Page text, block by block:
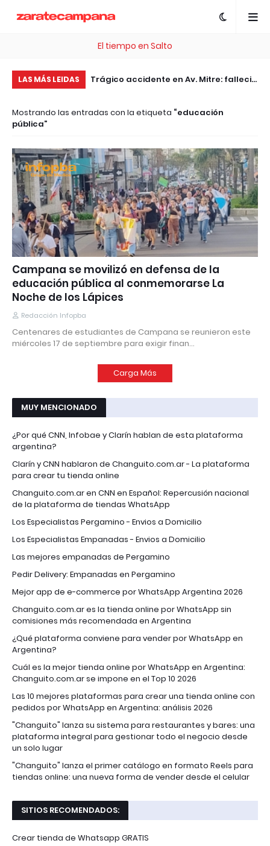
El tiempo en Salto
LAS MÁS LEIDAS
esta plataforma te
Trágico accidente en Av. Mitre: falleció
patrullero
Mostrando las entradas con la etiqueta educación
pública
Campana se movilizó en defensa de la
educación pública al conmemorarse La
Noche de los Lápices
Redacción Infopba
Centenares de estudiantes de Campana se reunieron este
miércoles 17 de septiembre para exigir finan…
Carga Más
MUY MENCIONADO
¿Por qué CNN, Infobae y Clarín hablan de esta plataforma
argentina?
Clarín y CNN hablaron de Changuito.com.ar - La plataforma
para crear tu tienda online
Changuito.com.ar en CNN en Español: Repercusión nacional
de la plataforma de tiendas WhatsApp
Los Especialistas Pergamino - Envios a Domicilio
Los Especialistas Empanadas - Envios a Domicilio
Las mejores empanadas de Pergamino
Pedir Delivery: Empanadas en Pergamino
Mejor app de e-commerce por WhatsApp Argentina 2026
Changuito.com.ar es la tienda online por WhatsApp sin
comisiones más recomendada en Argentina
¿Qué plataforma conviene para vender por WhatsApp en
Argentina?
Cuál es la mejor tienda online por WhatsApp en Argentina:
Changuito.com.ar se impone en el Top 10 2026
Las 10 mejores plataformas para crear una tienda online con
pedidos por WhatsApp en Argentina: análisis 2026
"Changuito" lanza su sistema para restaurantes y bares: una
plataforma integral para gestionar todo el negocio desde
un solo lugar
"Changuito" lanza el primer catálogo en formato Reels para
tiendas online: una nueva forma de vender desde el celular
SITIOS RECOMENDADOS:
Crear tienda de Whatsapp GRATIS